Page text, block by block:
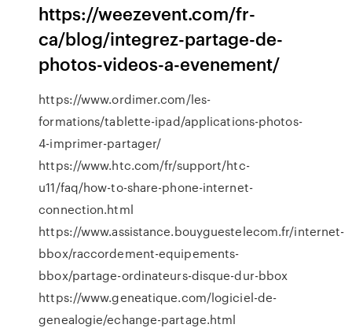
https://weezevent.com/fr-
ca/blog/integrez-partage-de-
photos-videos-a-evenement/
https://www.ordimer.com/les-
formations/tablette-ipad/applications-photos-
4-imprimer-partager/
https://www.htc.com/fr/support/htc-
u11/faq/how-to-share-phone-internet-
connection.html
https://www.assistance.bouyguestelecom.fr/internet-
bbox/raccordement-equipements-
bbox/partage-ordinateurs-disque-dur-bbox
https://www.geneatique.com/logiciel-de-
genealogie/echange-partage.html